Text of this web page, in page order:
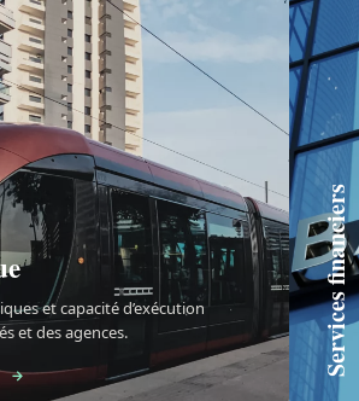
et capacité d’exécution
et des agences.
→ Services financiers